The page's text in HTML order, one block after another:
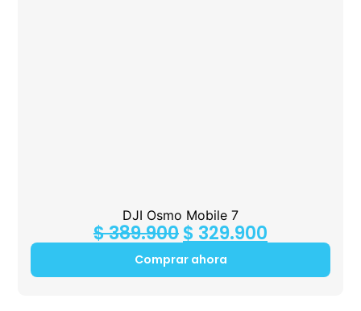
DJI Osmo Mobile 7
$389.900$ 329.900
Comprar ahora